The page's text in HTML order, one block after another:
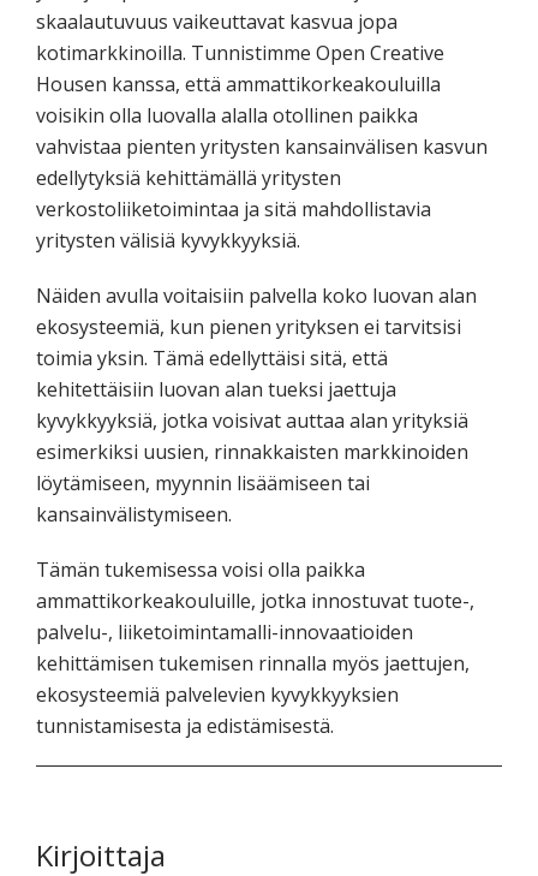
skaalautuvuus vaikeuttavat kasvua jopa
kotimarkkinoilla. Tunnistimme Open Creative
Housen kanssa, että ammattikorkeakouluilla
voisikin olla luovalla alalla otollinen paikka
vahvistaa pienten yritysten kansainvälisen kasvun
edellytyksiä kehittämällä yritysten
verkostoliiketoimintaa ja sitä mahdollistavia
yritysten välisiä kyvykkyyksiä.
Näiden avulla voitaisiin palvella koko luovan alan
ekosysteemiä, kun pienen yrityksen ei tarvitsisi
toimia yksin. Tämä edellyttäisi sitä, että
kehitettäisiin luovan alan tueksi jaettuja
kyvykkyyksiä, jotka voisivat auttaa alan yrityksiä
esimerkiksi uusien, rinnakkaisten markkinoiden
löytämiseen, myynnin lisäämiseen tai
kansainvälistymiseen.
Tämän tukemisessa voisi olla paikka
ammattikorkeakouluille, jotka innostuvat tuote-,
palvelu-, liiketoimintamalli-innovaatioiden
kehittämisen tukemisen rinnalla myös jaettujen,
ekosysteemiä palvelevien kyvykkyyksien
tunnistamisesta ja edistämisestä.
Kirjoittaja